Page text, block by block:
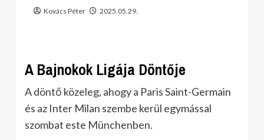
Kovács Péter 2025.05.29.
A Bajnokok Ligája Döntője
A döntő közeleg, ahogy a Paris Saint-Germain
és az Inter Milan szembe kerül egymással
szombat este Münchenben.